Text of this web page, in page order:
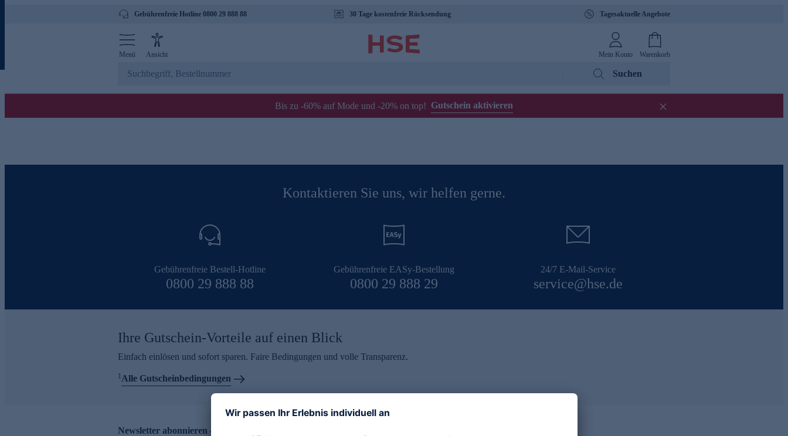
Gebührenfreie Hotline 0800 29 888 88 30 Tage kostenfreie Rücksendung Tagesaktuelle Angebote
Menü Ansicht Mein Konto Warenkorb
Suchen
Bis zu -60% auf Mode und -20% on top! Gutschein aktivieren
Kontaktieren Sie uns, wir helfen gerne.
Gebührenfreie Bestell-Hotline
0800 29 888 88
Gebührenfreie EASy-Bestellung
0800 29 888 29
24/7 E-Mail-Service
service@hse.de
Ihre Gutschein-Vorteile auf einen Blick
Einfach einlösen und sofort sparen. Faire Bedingungen und volle Transparenz.
1Alle Gutscheinbedingungen
Newsletter abonnieren – 10 € Gutschein erhalten